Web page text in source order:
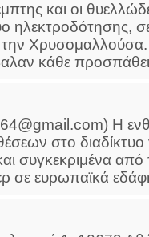
και οι
την
κάθε
Η
στο διαδίκτυο
από
σε ευρωπαϊκά